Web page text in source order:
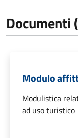
Documenti
Modulo
Modulistica
ad uso turistico